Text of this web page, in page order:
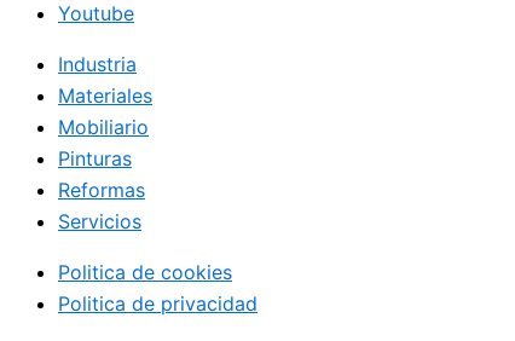
Youtube
Industria
Materiales
Mobiliario
Pinturas
Reformas
Servicios
Politica de cookies
Politica de privacidad